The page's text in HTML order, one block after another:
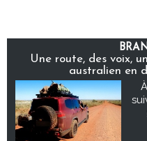
Une route, des voix,
australien en